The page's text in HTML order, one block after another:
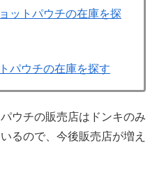
ットパウチの在庫を探
パウチの在庫を探す
ウチの販売店はドンキのみ
るので、今後販売店が増え